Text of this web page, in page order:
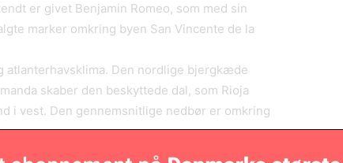
er givet Benjamin Romeo, som med sin
marker omkring byen San Vincente de la
atlanterhavsklima. Den nordlige bjergkæde
skaber den beskyttede dal, som Rioja
i vest. Den gennemsnitlige nedbør er omkring
men en leret jord med højt indhold af kalk